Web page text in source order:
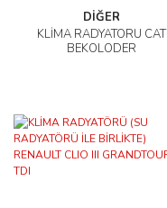
DİĞER
KLİMA RADYATÖRÜ CAT
BEKOLODER